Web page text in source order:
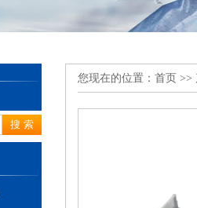
您现在的位置： 首页 >>